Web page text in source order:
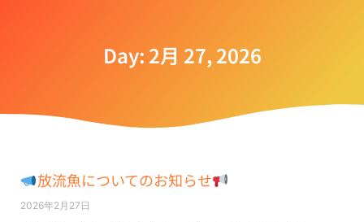
Day: 2月 27, 2026
放流魚についてのお知らせ
2026年2月27日